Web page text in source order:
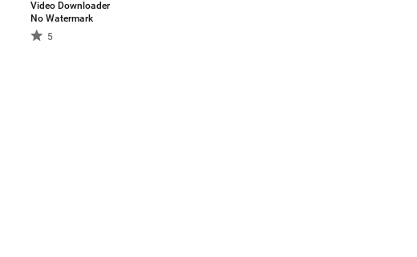
Video Downloader
No Watermark
5